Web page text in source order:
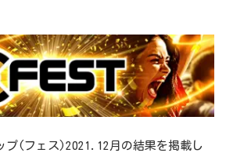
プ(フェス)2021.12月の結果を掲載し